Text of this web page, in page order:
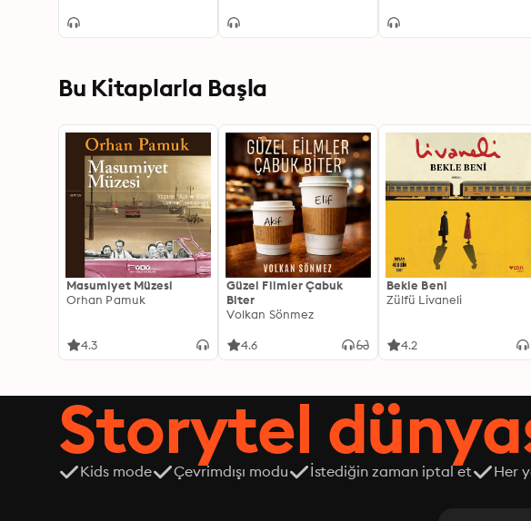
Bu Kitaplarla Başla
Masumiyet Müzesi
Orhan Pamuk
4.3
Güzel Filmler Çabuk
Biter
Volkan Sönmez
4.6
Bekle Beni
Zülfü Livaneli
4.2
Storytel
Kids mode Çevrimdışı modu İstediğin zaman iptal et Her